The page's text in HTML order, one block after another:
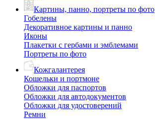
Картины, панно, портреты по фото
Гобелены
Декоративное картины и панно
Иконы
Плакетки с гербами и эмблемами
Портреты по фото
Кожгалантерея
Кошельки и портмоне
Обложки для паспортов
Обложки для автодокументов
Обложки для удостоверений
Ремни